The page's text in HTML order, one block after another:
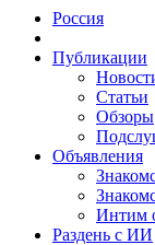
Россия
Публикации
Статьи
Обзоры
Объявления
Интим
Раздень с ИИ